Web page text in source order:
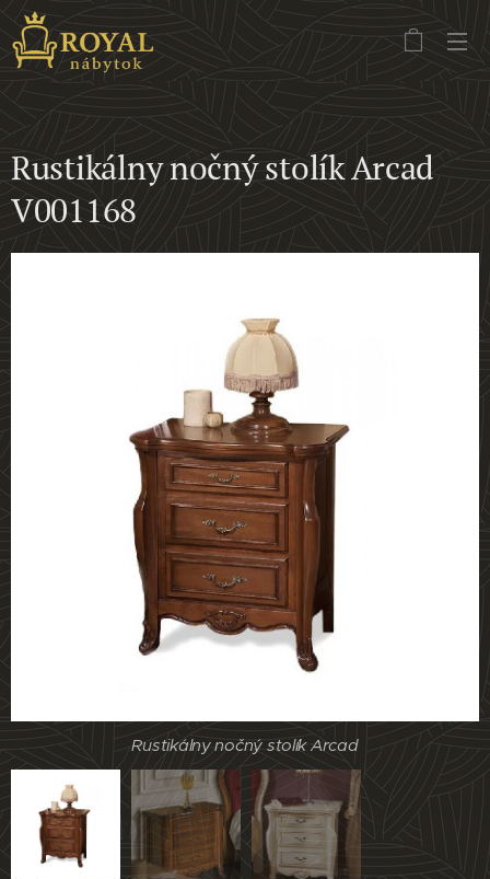
Rustikálny nočný stolík Arcad
V001168
Rustikálny nočný stolík Arcad
Rustikálny nočný stolík Arcad